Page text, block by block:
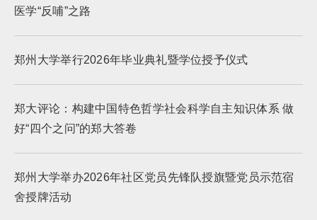
医学“反哺”之路
郑州大学举行2026年毕业典礼暨学位授予仪式
郑大评论：构建中国特色哲学社会科学自主知识体系 做
好“四个之问”的郑大答卷
郑州大学举办2026年社区党员先锋队授旗暨党员示范宿
舍授牌活动